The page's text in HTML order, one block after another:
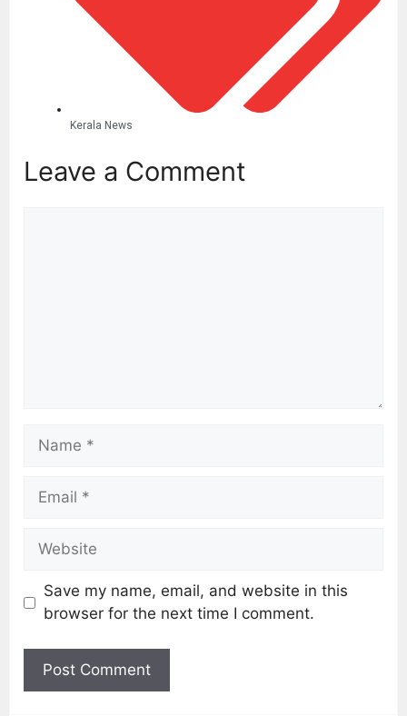
Kerala News
Leave a Comment
Save my name, email, and website in this
browser for the next time I comment.